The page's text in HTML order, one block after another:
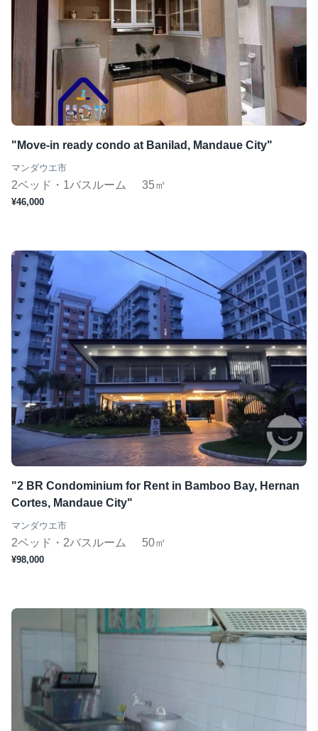
"Move-in ready condo at Banilad, Mandaue City"
マンダウエ市
2ベッド・1バスルーム 35㎡
¥46,000
"2 BR Condominium for Rent in Bamboo Bay, Hernan
Cortes, Mandaue City"
マンダウエ市
2ベッド・2バスルーム 50㎡
¥98,000